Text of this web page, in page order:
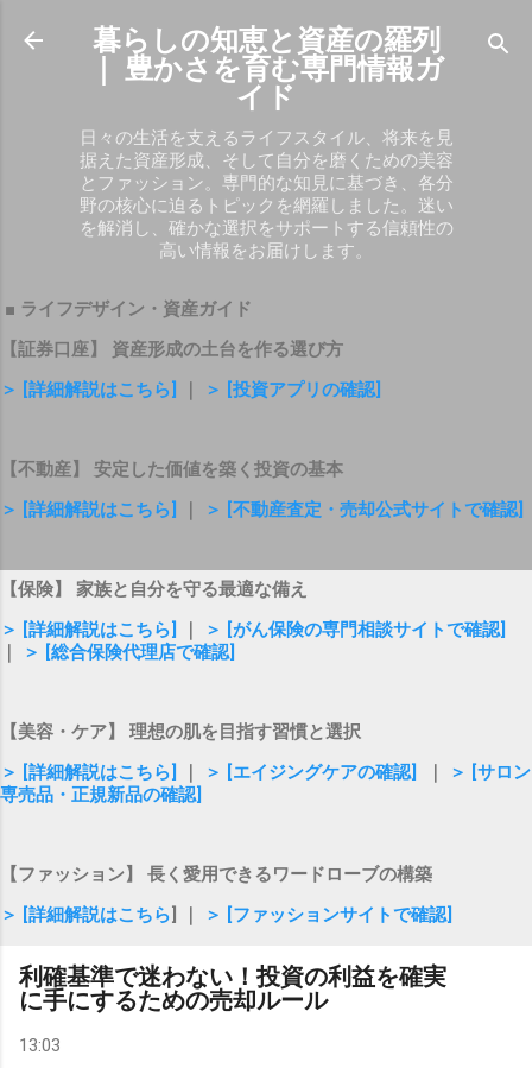
スキップしてメイン コンテンツに移動
暮らしの知恵と資産の羅列
｜ 豊かさを育む専門情報ガ
イド
日々の生活を支えるライフスタイル、将来を見
据えた資産形成、そして自分を磨くための美容
とファッション。専門的な知見に基づき、各分
野の核心に迫るトピックを網羅しました。迷い
を解消し、確かな選択をサポートする信頼性の
高い情報をお届けします。
■ ライフデザイン・資産ガイド
【証券口座】 資産形成の土台を作る選び方
＞ [詳細解説はこちら]
＞ [投資アプリの確認]
【不動産】 安定した価値を築く投資の基本
＞ [詳細解説はこちら]
＞ [不動産査定・売却公式サイトで確認]
【保険】 家族と自分を守る最適な備え
＞ [詳細解説はこちら]
＞ [がん保険の専門相談サイトで確認]
＞ [総合保険代理店で確認]
【美容・ケア】 理想の肌を目指す習慣と選択
＞ [詳細解説はこちら]
＞ [エイジングケアの確認]
＞ [サロン
専売品・正規新品の確認]
【ファッション】 長く愛用できるワードローブの構築
＞ [詳細解説はこちら] ｜ ＞ [ファッションサイトで確認]
利確基準で迷わない！投資の利益を確実
に手にするための売却ルール
13:03